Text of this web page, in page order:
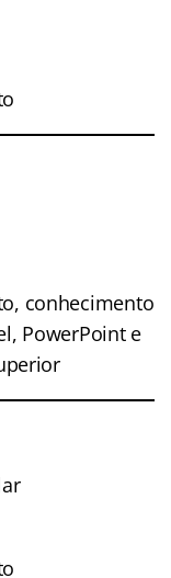
conhecimento
PowerPoint e